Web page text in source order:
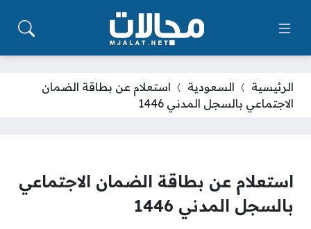
الرئيسية السعودية
استعلام عن بطاقة الضمان
الاجتماعي بالسجل المدني 1446
استعلام عن بطاقة الضمان الاجتماعي
بالسجل المدني 1446